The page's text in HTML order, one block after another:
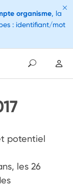
potentiel
les 26
organisme, la
: identifiant/mot